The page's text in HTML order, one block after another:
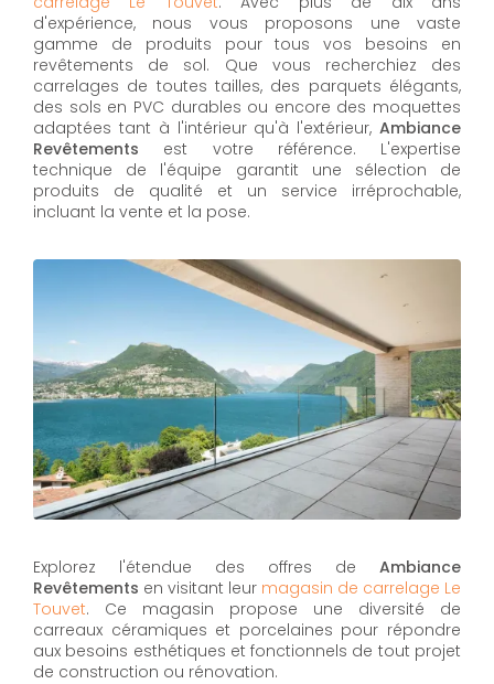
d'expérience, nous vous proposons une vaste
gamme de produits pour tous vos besoins en
revêtements de sol. Que vous recherchiez des
carrelages de toutes tailles, des parquets élégants,
des sols en PVC durables ou encore des moquettes
adaptées tant à l'intérieur qu'à l'extérieur, Ambiance
Revêtements est votre référence. L'expertise
technique de l'équipe garantit une sélection de
produits de qualité et un service irréprochable,
incluant la vente et la pose.
Explorez l'étendue des offres de Ambiance
Revêtements en visitant leur magasin de carrelage Le
Touvet. Ce magasin propose une diversité de
carreaux céramiques et porcelaines pour répondre
aux besoins esthétiques et fonctionnels de tout projet
de construction ou rénovation.